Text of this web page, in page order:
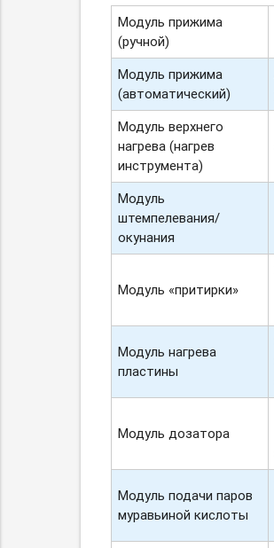
Модуль прижима
(ручной)
Модуль прижима
(автоматический)
Модуль верхнего
нагрева (нагрев
инструмента)
Модуль
штемпелевания/
окунания
Модуль «притирки»
Модуль нагрева
пластины
Модуль дозатора
Модуль подачи паров
муравьиной кислоты